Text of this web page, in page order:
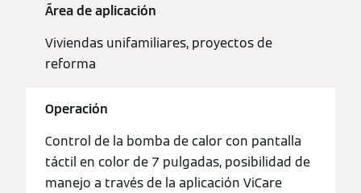
Área de aplicación
Viviendas unifamiliares, proyectos de
reforma
Operación
Control de la bomba de calor con pantalla
táctil en color de 7 pulgadas, posibilidad de
manejo a través de la aplicación ViCare